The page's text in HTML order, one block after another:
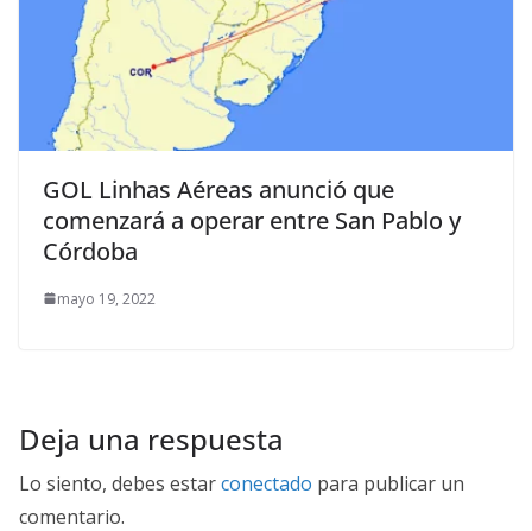
GOL Linhas Aéreas anunció que
comenzará a operar entre San Pablo y
Córdoba
mayo 19, 2022
Deja una respuesta
Lo siento, debes estarconectado para publicar un
comentario.